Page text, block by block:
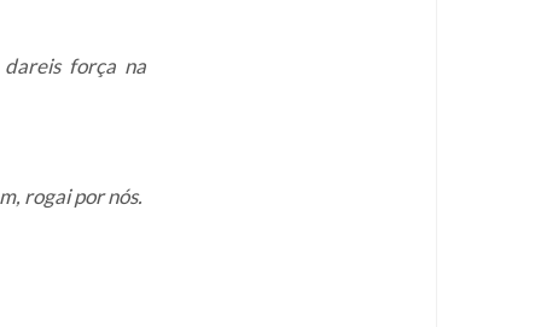
força na
rogai por nós.